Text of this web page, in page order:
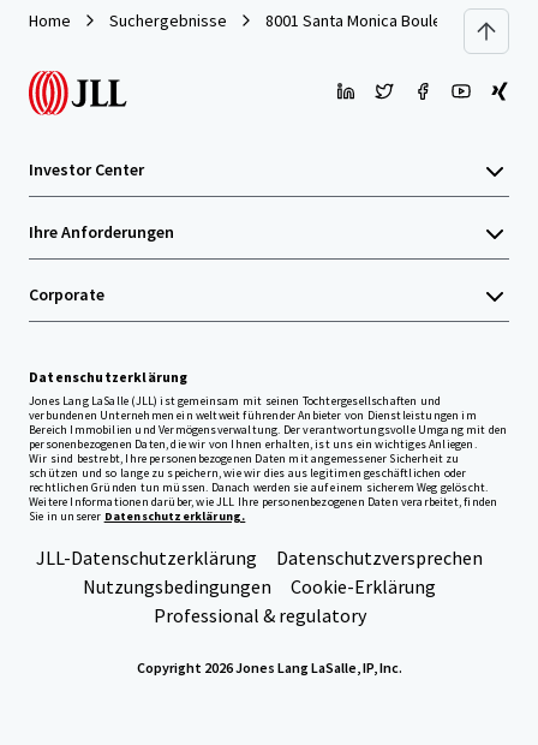
Home Suchergebnisse 8001 Santa Monica Boulevard
Investor Center
Ihre Anforderungen
Corporate
Datenschutzerklärung
Jones Lang LaSalle (JLL) ist gemeinsam mit seinen Tochtergesellschaften und
verbundenen Unternehmen ein weltweit führender Anbieter von Dienstleistungen im
Bereich Immobilien und Vermögensverwaltung. Der verantwortungsvolle Umgang mit den
personenbezogenen Daten, die wir von Ihnen erhalten, ist uns ein wichtiges Anliegen.
Wir sind bestrebt, Ihre personenbezogenen Daten mit angemessener Sicherheit zu
schützen und so lange zu speichern, wie wir dies aus legitimen geschäftlichen oder
rechtlichen Gründen tun müssen. Danach werden sie auf einem sicherem Weg gelöscht.
Weitere Informationen darüber, wie JLL Ihre personenbezogenen Daten verarbeitet, finden
Sie in unserer Datenschutzerklärung.
JLL-Datenschutzerklärung
Datenschutzversprechen
Nutzungsbedingungen
Cookie-Erklärung
Professional & regulatory
Copyright 2026 Jones Lang LaSalle, IP, Inc.